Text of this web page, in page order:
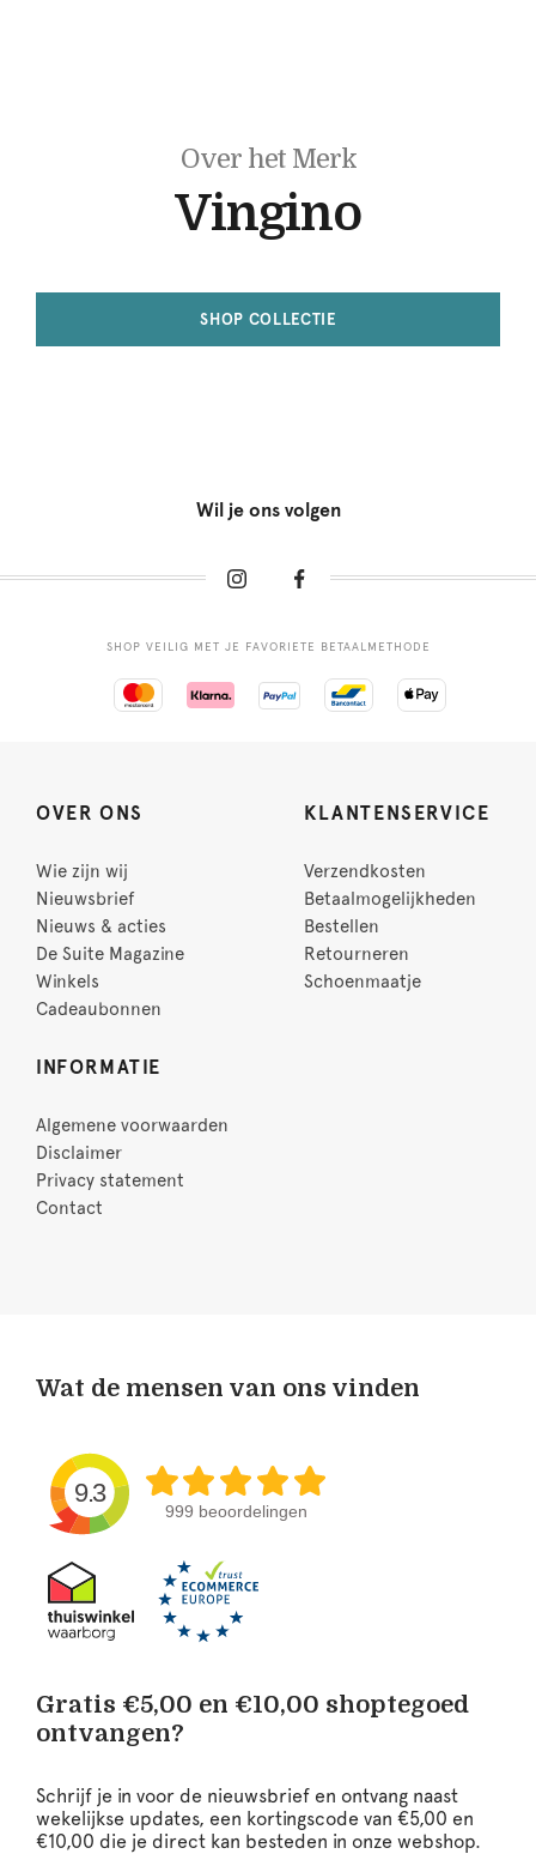
Over het Merk
Vingino
SHOP COLLECTIE
Wil je ons volgen
SHOP VEILIG MET JE FAVORIETE BETAALMETHODE
OVER ONS
Wie zijn wij
Nieuwsbrief
Nieuws & acties
De Suite Magazine
Winkels
Cadeaubonnen
KLANTENSERVICE
Verzendkosten
Betaalmogelijkheden
Bestellen
Retourneren
Schoenmaatje
INFORMATIE
Algemene voorwaarden
Disclaimer
Privacy statement
Contact
Wat de mensen van ons vinden
9.3
999 beoordelingen
Gratis €5,00 en €10,00 shoptegoed
ontvangen?
Schrijf je in voor de nieuwsbrief en ontvang naast
wekelijkse updates, een kortingscode van €5,00 en
€10,00 die je direct kan besteden in onze webshop.